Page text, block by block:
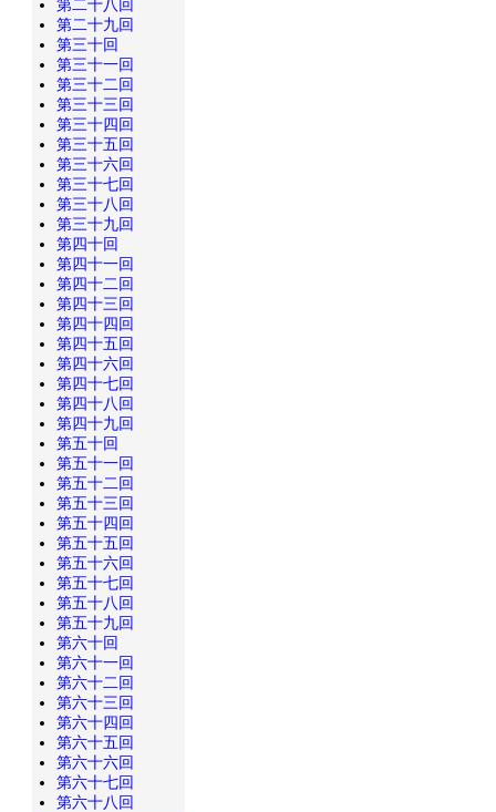
第二十八回
第二十九回
第三十回
第三十一回
第三十二回
第三十三回
第三十四回
第三十五回
第三十六回
第三十七回
第三十八回
第三十九回
第四十回
第四十一回
第四十二回
第四十三回
第四十四回
第四十五回
第四十六回
第四十七回
第四十八回
第四十九回
第五十回
第五十一回
第五十二回
第五十三回
第五十四回
第五十五回
第五十六回
第五十七回
第五十八回
第五十九回
第六十回
第六十一回
第六十二回
第六十三回
第六十四回
第六十五回
第六十六回
第六十七回
第六十八回